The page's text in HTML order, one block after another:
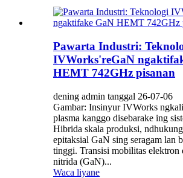
Pawarta Industri:
IVWorks'reGaN
HEMT 742GHz pisanan
dening admin tanggal 26-07-06
Gambar: Insinyur IVWorks
plasma kanggo disebarake ing
Hibrida skala produksi,
epitaksial GaN sing seragam lan
tinggi. Transisi mobilitas
nitrida (GaN)...
Waca liyane